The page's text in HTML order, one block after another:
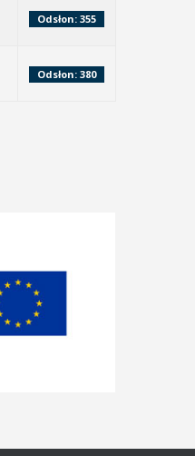
Odsłon: 355
Odsłon: 380